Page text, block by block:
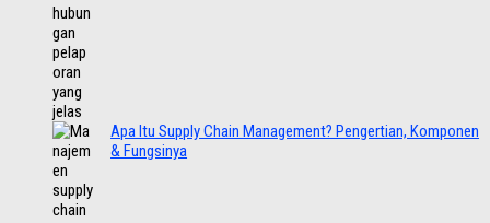
Apa Itu Supply Chain Management? Pengertian, Komponen
& Fungsinya